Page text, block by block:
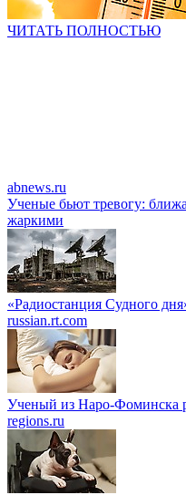
ЧИТАТЬ ПОЛНОСТЬЮ
abnews.ru
Ученые бьют тревогу:
жаркими
«Радиостанция Судного
russian.rt.com
Ученый из Наро-Фоминска
regions.ru